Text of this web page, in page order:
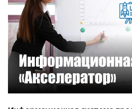
Смотреть